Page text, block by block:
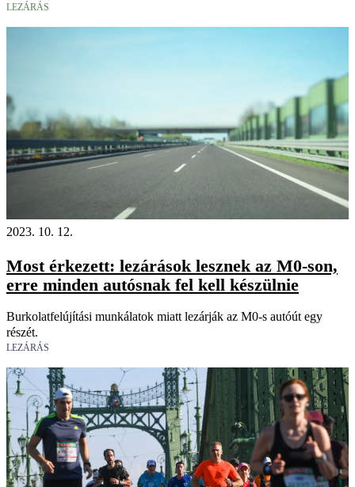
LEZÁRÁS
2023. 10. 12.
Most érkezett: lezárások lesznek az M0-son,
erre minden autósnak fel kell készülnie
Burkolatfelújítási munkálatok miatt lezárják az M0-s autóút egy
részét.
LEZÁRÁS